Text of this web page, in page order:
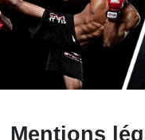
Mentions